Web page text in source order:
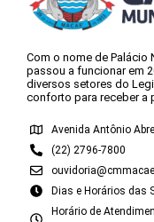
Com o nome de Palácio
passou a funcionar em
diversos setores do
conforto para receber a
Avenida Antônio
(22) 2796-7800
Dias e Horários das
Horário de